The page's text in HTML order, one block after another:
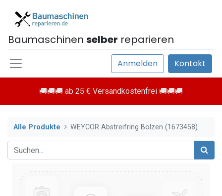
Baumaschinen selber reparieren
Anmelden Kontakt
🚚🚚🚚 ab 25 € Versandkostenfrei 🚚🚚🚚
Alle Produkte WEYCOR Abstreifring Bolzen (1673458)